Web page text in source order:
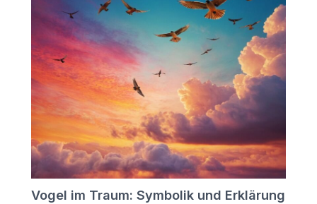
Vogel im Traum: Symbolik und Erklärung